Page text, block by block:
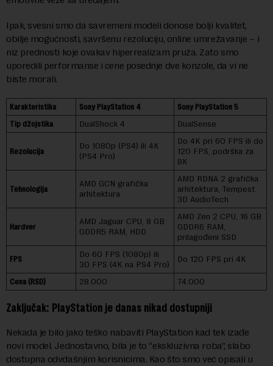
Ipak, svesni smo da savremeni modeli donose bolji kvalitet,
obilje mogućnosti, savršenu rezoluciju, online umrežavanje – i
niz prednosti koje ovakav hiperrealizam pruža. Zato smo
uporedili performanse i cene posednje dve konzole, da vi ne
biste morali.
Karakteristika Sony PlayStation 4
Sony PlayStation 5
Tip džojstika
DualShock 4 DualSense
Rezolucija
Do 1080p (PS4) ili 4K
(PS4 Pro)
Do 4K pri 60 FPS ili do
120 FPS, podrška za
8K
Tehnologija
AMD GCN grafička
arhitektura
AMD RDNA 2 grafička
arhitektura, Tempest
3D AudioTech
Hardver
AMD Jaguar CPU, 8 GB
GDDR5 RAM, HDD
AMD Zen 2 CPU, 16 GB
GDDR6 RAM,
prilagođeni SSD
FPS
Do 60 FPS (1080p) ili
30 FPS (4K na PS4 Pro)
Do 120 FPS pri 4K
Cena (RSD) 28.000 74.000
Zaključak: PlayStation je danas nikad dostupniji
Nekada je bilo jako teško nabaviti PlayStation kad tek izađe
novi model. Jednostavno, bila je to “ekskluzivna roba”, slabo
dostupna odvdašnjim korisnicima. Kao što smo već opisali u